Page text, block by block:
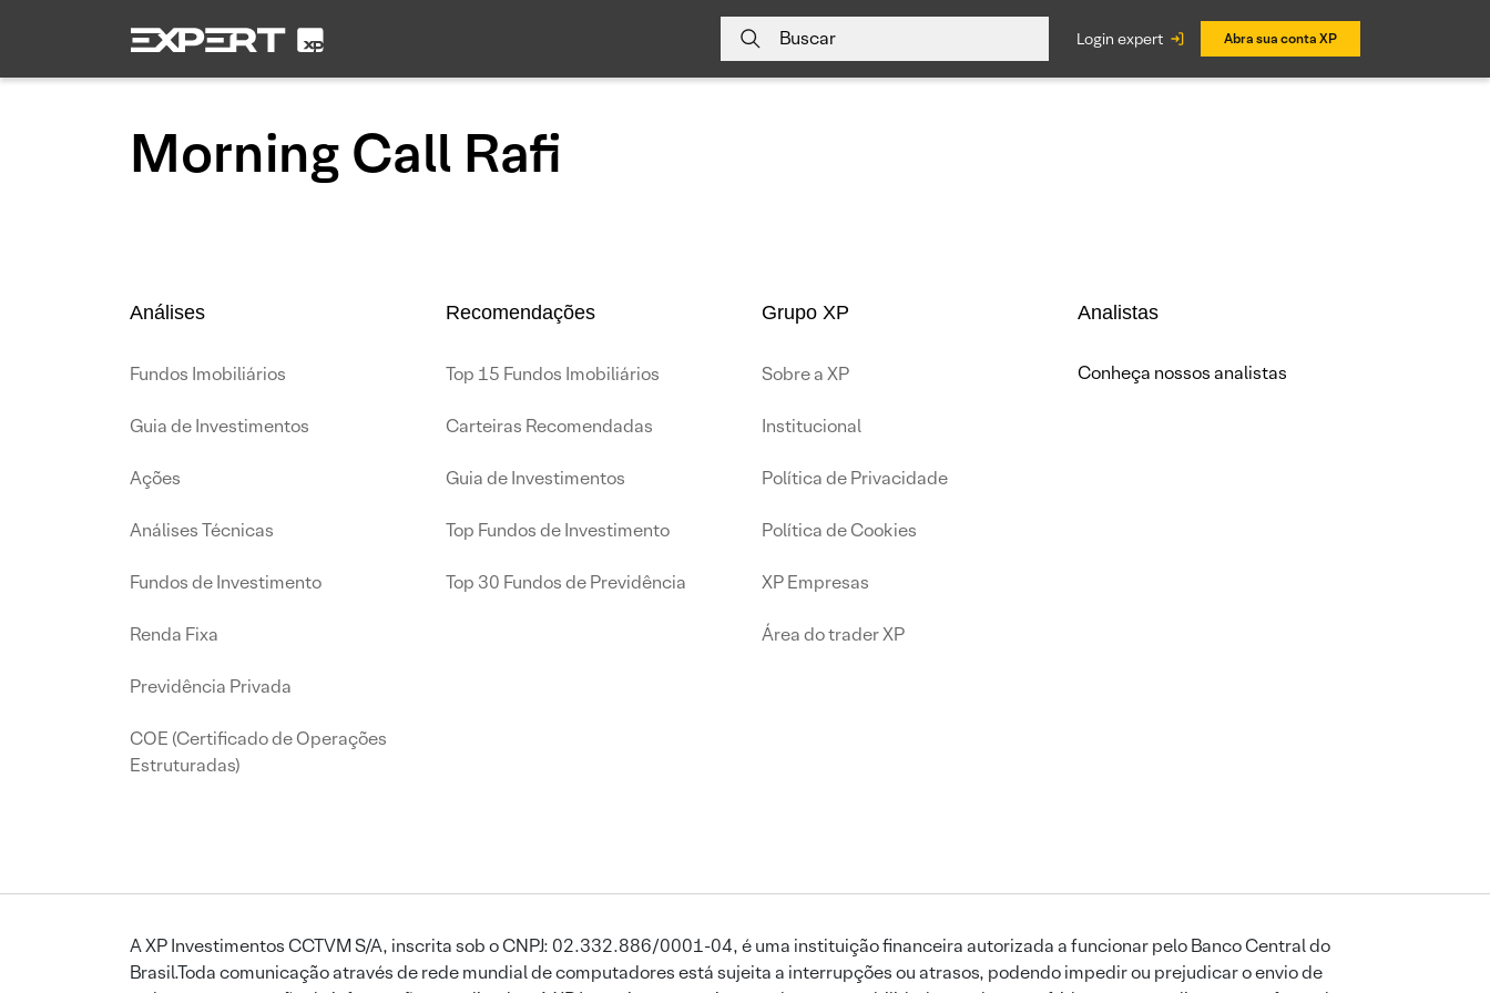
Buscar login expert Abra sua conta XP
Morning Call Rafi
Análises
Fundos Imobiliários
Guia de Investimentos
Ações
Análises Técnicas
Fundos de Investimento
Renda Fixa
Previdência Privada
COE (Certificado de Operações
Estruturadas)
Recomendações
Top 15 Fundos Imobiliários
Carteiras Recomendadas
Guia de Investimentos
Top Fundos de Investimento
Top 30 Fundos de Previdência
Grupo XP
Sobre a XP
Institucional
Política de Privacidade
Política de Cookies
XP Empresas
Área do trader XP
Analistas
Conheça nossos analistas
A XP Investimentos CCTVM S/A, inscrita sob o CNPJ: 02.332.886/0001-04, é uma instituição financeira autorizada a funcionar pelo Banco Central do
Brasil.Toda comunicação através de rede mundial de computadores está sujeita a interrupções ou atrasos, podendo impedir ou prejudicar o envio de